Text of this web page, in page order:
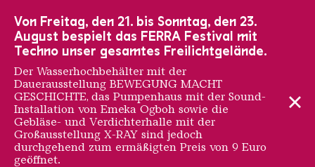
Von Freitag, den 21. bis Sonntag, den 23.
August bespielt das FERRA Festival mit
Techno unser gesamtes Freilichtgelände.
Der Wasserhochbehälter mit der
Dauerausstellung BEWEGUNG MACHT
GESCHICHTE, das Pumpenhaus mit der Sound-
Installation von Emeka Ogboh sowie die
Gebläse- und Verdichterhalle mit der
Großausstellung X-RAY sind jedoch
durchgehend zum ermäßigten Preis von 9 Euro
geöffnet.